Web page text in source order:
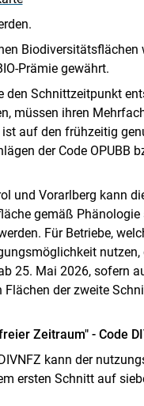
to main content
Biodiversitätsflächen
Prämie gewährt.
den Schnittzeitpunkt
müssen ihren
ist auf den frühzeitig
der Code OPUBB
und Vorarlberg kann
gemäß Phänologie
Für Betriebe,
nutzen,
25. Mai 2026, sofern
Flächen der zweite
Zeitraum" - Code
kann der
ersten Schnitt auf